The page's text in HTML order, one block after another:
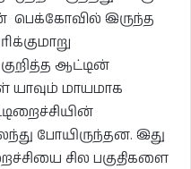
பெக்கோவில் இருந்த
ஆட்டின்
மாயமாக
போயிருந்தன. இது
சில பகுதிகளை